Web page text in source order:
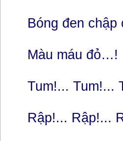
Bóng đen chập
Màu máu đỏ…!
Tum!... Tum!...
Rập!... Rập!...